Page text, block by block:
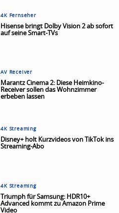
4K Fernseher
Hisense bringt Dolby Vision 2 ab sofort
auf seine Smart-TVs
AV Receiver
Marantz Cinema 2: Diese Heimkino-
Receiver sollen das Wohnzimmer
erbeben lassen
4K Streaming
Disney+ holt Kurzvideos von TikTok ins
Streaming-Abo
4K Streaming
Triumph für Samsung: HDR10+
Advanced kommt zu Amazon Prime
Video